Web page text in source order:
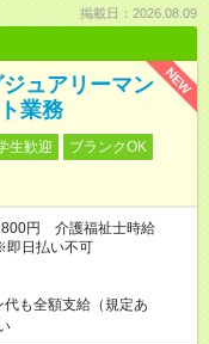
掲載日：2026.08.09
NEW
ュアリーマン
業務
生歓迎
ブランクOK
円 介護福祉士時給
日払い不可
も全額支給（規定あ